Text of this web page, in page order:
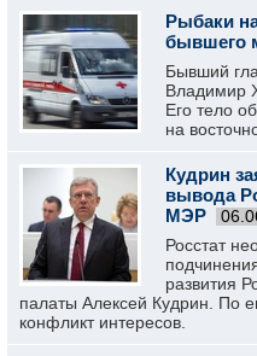
Рыбаки
бывшего
Бывший
Владимир
Его тело
на
Кудрин
вывода
МЭР
Росстат
развития
палаты Алексей Кудрин. По
конфликт интересов.